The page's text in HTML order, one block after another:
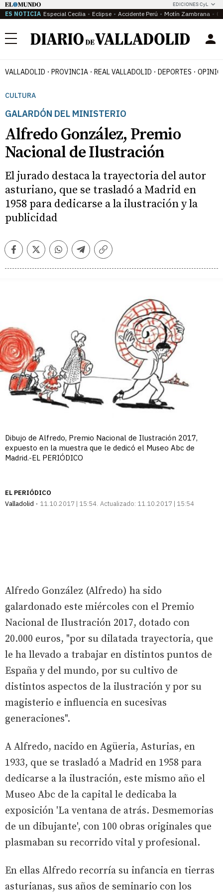
EDICIONES CyL
ES NOTICIA Especial Cecilia Eclipse Accidente Perú Motín Zambrana
Menú
VALLADOLID PROVINCIA REAL VALLADOLID DEPORTES
CULTURA
GALARDÓN DEL MINISTERIO
Alfredo González, Premio
Nacional de Ilustración
El jurado destaca la trayectoria del autor
asturiano, que se trasladó a Madrid en
1958 para dedicarse a la ilustración y la
publicidad
FacebookTwitterWhatsappTelegramCopiar
Dibujo de Alfredo, Premio Nacional de Ilustración 2017,
expuesto en la muestra que le dedicó el Museo Abc de
Madrid.-EL PERIÓDICO
EL PERIÓDICO
Valladolid
11.10.2017 | 15:54 Actualizado: 11.10.2017 | 15:54
Alfredo González (Alfredo) ha sido
galardonado este miércoles con el Premio
Nacional de Ilustración 2017, dotado con
20.000 euros, "por su dilatada trayectoria, que
le ha llevado a trabajar en distintos puntos de
España y del mundo, por su cultivo de
distintos aspectos de la ilustración y por su
magisterio e influencia en sucesivas
generaciones".
A Alfredo, nacido en Agüeria, Asturias, en
1933, que se trasladó a Madrid en 1958 para
dedicarse a la ilustración, este mismo año el
Museo Abc de la capital le dedicaba la
exposición 'La ventana de atrás. Desmemorias
de un dibujante', con 100 obras originales que
plasmaban su recorrido vital y profesional.
En ellas Alfredo recorría su infancia en tierras
asturianas, sus años de seminario con los